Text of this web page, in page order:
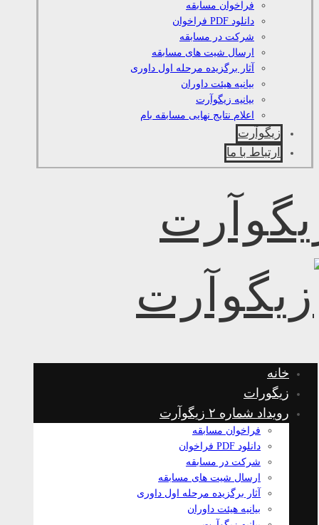
فراخوان مسابقه
دانلود PDF فراخوان
شرکت در مسابقه
ارسال شیت های مسابقه
آثار برگزیده مرحله اول داوری
بیانیه هیئت داوران
بیانیه زیگوآرت
اعلام نتایج نهایی مسابقه بام
زیگوآرت
ارتباط با ما
خانه
زیگورات
رویداد شماره ۲ زیگوآرت
فراخوان مسابقه
دانلود PDF فراخوان
شرکت در مسابقه
ارسال شیت های مسابقه
آثار برگزیده مرحله اول داوری
بیانیه هیئت داوران